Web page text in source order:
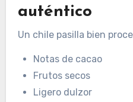
auténtico
Un chile pasilla bien
Notas de cacao
Frutos secos
Ligero dulzor